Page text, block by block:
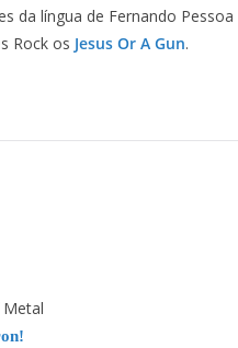
da língua de Fernando Pessoa
Rock os Jesus Or A Gun.